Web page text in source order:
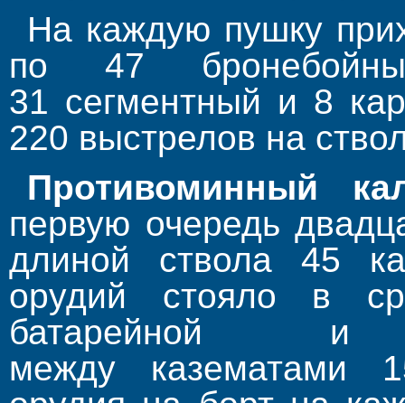
На каждую пушку
по 47
31 сегментный и 8
220 выстрелов на
Противоминный
первую очередь
длиной ствола 45
орудий стояло в
батарейной и
между казематами